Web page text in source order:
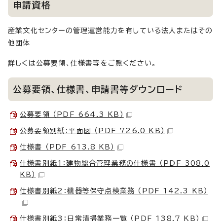
申請資格
産業文化センターの管理運営能力を有している法人またはその
他団体
詳しくは公募要領、仕様書等をご覧ください。
公募要領、仕様書、申請書等ダウンロード
公募要領 （PDF 664.3 KB）
公募要領別紙：平面図 （PDF 726.0 KB）
仕様書 （PDF 613.8 KB）
仕様書別紙1：建物総合管理業務の仕様書 （PDF 308.0
KB）
仕様書別紙2：機器等保守点検業務 （PDF 142.3 KB）
仕様書別紙3：日常清掃業務一覧 （PDF 138.7 KB）